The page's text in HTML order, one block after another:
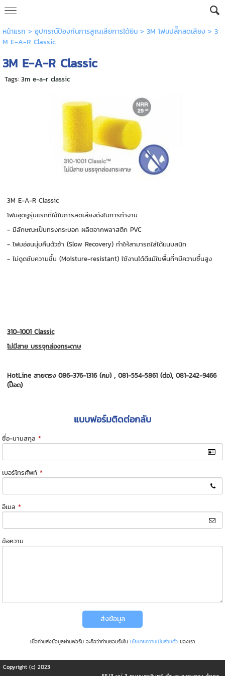
หน้าแรก > อุปกรณ์ป้องกันการสูญเสียการได้ยิน> 3M โฟมปลั๊กลดเสียง> 3
M E-A-R Classic
3M E-A-R Classic
Tags: 3m e-a-r classic
3M E-A-R Classic
โฟมอุดหูรุ่นแรกที่ใช้ในการลดเสียงดังในการทำงาน
- มีลักษณะเป็นทรงกระบอก ผลิตจากพลาสติก PVC
- โฟมอ่อนนุ่มคืนตัวช้า (Slow Recovery) ทำให้สามารถใส่ได้แนบสนิท
- ไม่ดูดซับความชื้น (Moisture-resistant) ใช้งานได้ดีแม้ในพื้นที่ๆมีความชื้นสูง
310-1001 Classic
ไม่มีสาย บรรจุกล่องกระดาษ
HotLine สายตรง 086-376-1316 (คม) , 081-554-5861 (ต่อ), 081-242-9466
(ป๊อด)
แบบฟอร์มติดต่อกลับ
ชื่อ-นามสกุล *
เบอร์โทรศัพท์ *
อีเมล *
ข้อความ
ส่งข้อมูล
เมื่อท่านส่งข้อมูลผ่านฟอร์ม จะถือว่าท่านยอมรับใน นโยบายความเป็นส่วนตัว ของเรา
Copyright (c) 2023